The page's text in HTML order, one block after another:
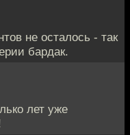
не осталось - так
бардак.
лет уже